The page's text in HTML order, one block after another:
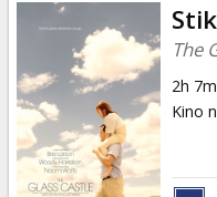
The
2h
Kino